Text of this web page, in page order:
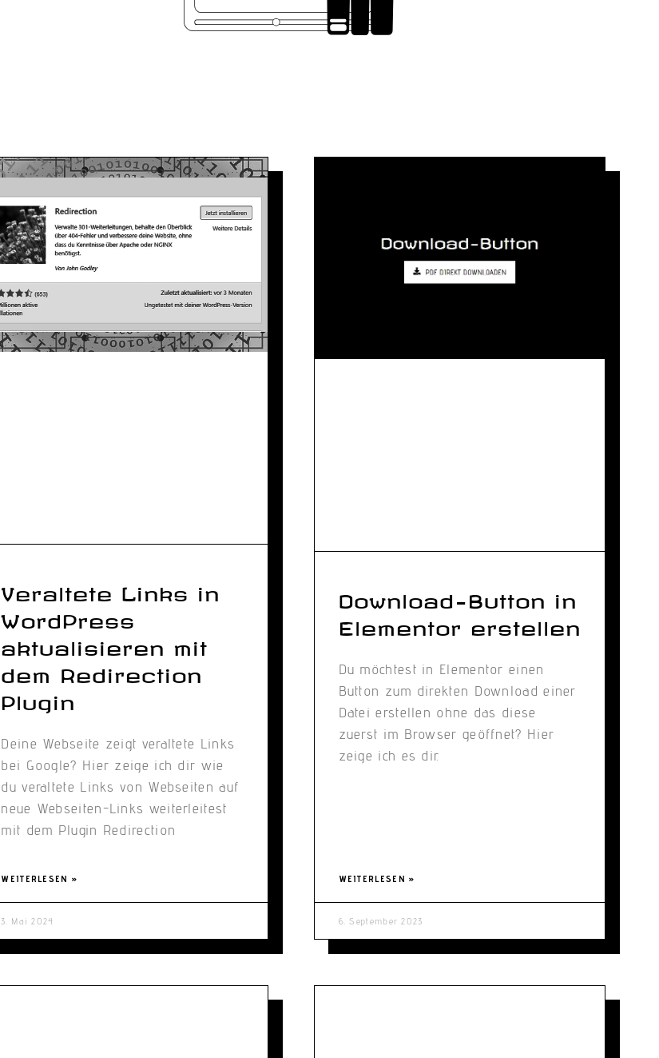
Veraltete Links in
WordPress
aktualisieren mit
dem Redirection
Plugin
Deine Webseite zeigt veraltete Links
bei Google? Hier zeige ich dir wie
du veraltete Links von Webseiten auf
neue Webseiten-Links weiterleitest
mit dem Plugin Redirection
WEITERLESEN »
3. Mai 2024
Download-Button in
Elementor erstellen
Du möchtest in Elementor einen
Button zum direkten Download einer
Datei erstellen ohne das diese
zuerst im Browser geöffnet? Hier
zeige ich es dir.
WEITERLESEN »
6. September 2023